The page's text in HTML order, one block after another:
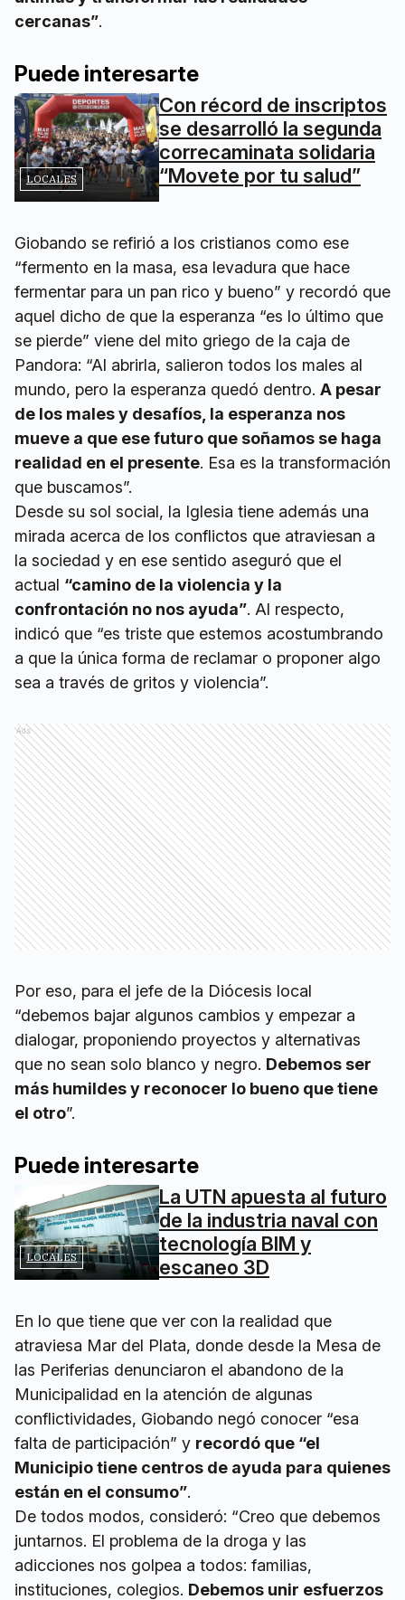
cercanas”.
Puede interesarte
LOCALES
Con récord de inscriptos
se desarrolló la segunda
correcaminata solidaria
“Movete por tu salud”
Giobando se refirió a los cristianos como ese
“fermento en la masa, esa levadura que hace
fermentar para un pan rico y bueno” y recordó que
aquel dicho de que la esperanza “es lo último que
se pierde” viene del mito griego de la caja de
Pandora: “Al abrirla, salieron todos los males al
mundo, pero la esperanza quedó dentro. A pesar
de los males y desafíos, la esperanza nos
mueve a que ese futuro que soñamos se haga
realidad en el presente. Esa es la transformación
que buscamos”.
Desde su sol social, la Iglesia tiene además una
mirada acerca de los conflictos que atraviesan a
la sociedad y en ese sentido aseguró que el
actual “camino de la violencia y la
confrontación no nos ayuda”. Al respecto,
indicó que “es triste que estemos acostumbrando
a que la única forma de reclamar o proponer algo
sea a través de gritos y violencia”.
Ads
Por eso, para el jefe de la Diócesis local
“debemos bajar algunos cambios y empezar a
dialogar, proponiendo proyectos y alternativas
que no sean solo blanco y negro. Debemos ser
más humildes y reconocer lo bueno que tiene
el otro”.
Puede interesarte
LOCALES
La UTN apuesta al futuro
de la industria naval con
tecnología BIM y
escaneo 3D
En lo que tiene que ver con la realidad que
atraviesa Mar del Plata, donde desde la Mesa de
las Periferias denunciaron el abandono de la
Municipalidad en la atención de algunas
conflictividades, Giobando negó conocer “esa
falta de participación” y recordó que “el
Municipio tiene centros de ayuda para quienes
están en el consumo”.
De todos modos, consideró: “Creo que debemos
juntarnos. El problema de la droga y las
adicciones nos golpea a todos: familias,
instituciones, colegios. Debemos unir esfuerzos